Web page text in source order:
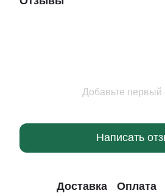
Добавьте первый
Написать
Доставка Оплата